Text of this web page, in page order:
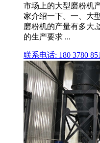
市场上的大型磨粉机
家介绍一下。一、大
磨粉机的产量有多大,
的生产要求 ...
联系电话: 180 3780